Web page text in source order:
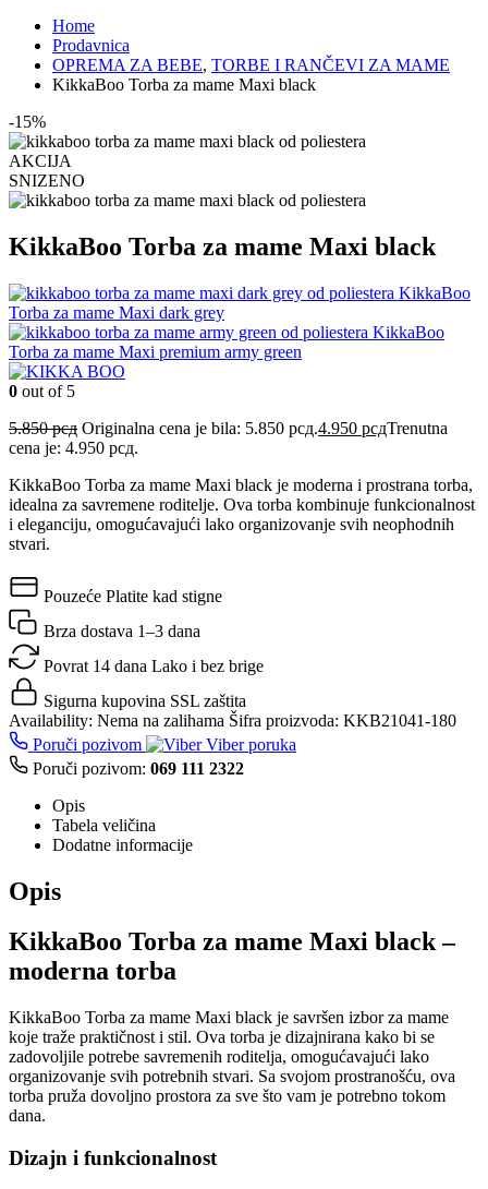
Home
Prodavnica
OPREMA ZA BEBE, TORBE I RANČEVI ZA MAME
KikkaBoo Torba za mame Maxi black
-15%
AKCIJA
SNIZENO
KikkaBoo Torba za mame Maxi black
KikkaBoo
Torba za mame Maxi dark grey
KikkaBoo
Torba za mame Maxi premium army green
0 out of 5
5.850рсд Originalna cena je bila: 5.850 рсд.4.950 рсдTrenutna
cena je: 4.950 рсд.
KikkaBoo Torba za mame Maxi black je moderna i prostrana torba,
idealna za savremene roditelje. Ova torba kombinuje funkcionalnost
i eleganciju, omogućavajući lako organizovanje svih neophodnih
stvari.
Pouzeće Platite kad stigne
Brza dostava 1–3 dana
Povrat 14 dana Lako i bez brige
Sigurna kupovina SSL zaštita
Availability: Nema na zalihama Šifra proizvoda: KKB21041-180
Poruči pozivom
Viber poruka
Poruči pozivom: 069 111 2322
Opis
Tabela veličina
Dodatne informacije
Opis
KikkaBoo Torba za mame Maxi black –
moderna torba
KikkaBoo Torba za mame Maxi black je savršen izbor za mame
koje traže praktičnost i stil. Ova torba je dizajnirana kako bi se
zadovoljile potrebe savremenih roditelja, omogućavajući lako
organizovanje svih potrebnih stvari. Sa svojom prostranošću, ova
torba pruža dovoljno prostora za sve što vam je potrebno tokom
dana.
Dizajn i funkcionalnost